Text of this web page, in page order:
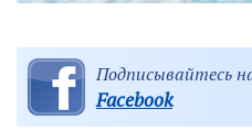
Подписывайтесь
Facebook